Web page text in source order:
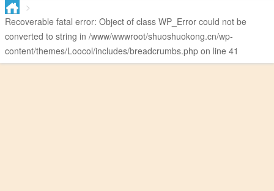
>
Recoverable fatal error: Object of class WP_Error could not be
converted to string in /www/wwwroot/shuoshuokong.cn/wp-
content/themes/Loocol/includes/breadcrumbs.php on line 41